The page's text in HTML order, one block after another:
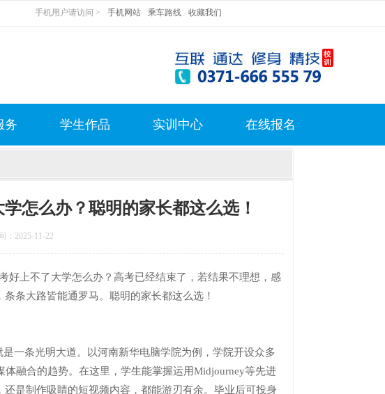
手机用户请访问 > 手机网站 乘车路线 收藏我们
务 学生作品 实训中心 在线报名
怎么办？聪明的家长都这么选！
：2025-11-22
上不了大学怎么办？高考已经结束了，若结果不理想，感
条大路皆能通罗马。聪明的家长都这么选！
条光明大道。以河南新华电脑学院为例，学院开设众多
融合的趋势。在这里，学生能掌握运用Midjourney等先进
是制作吸睛的短视频内容，都能游刃有余。毕业后可投身